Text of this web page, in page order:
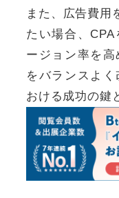
また、広告費用
たい場合、
ージョン率を
をバランスよ
おける成功の鍵